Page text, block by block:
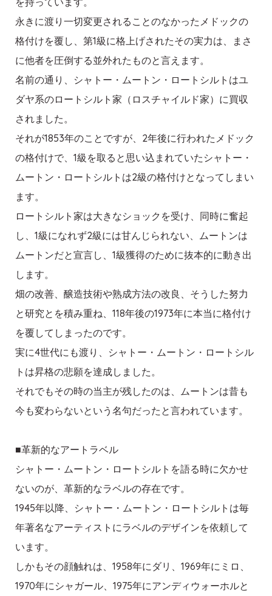
永きに渡り一切変更されることのなかったメドックの
格付けを覆し、第1級に格上げされたその実力は、まさ
に他者を圧倒する並外れたものと言えます。
名前の通り、シャトー・ムートン・ロートシルトはユ
ダヤ系のロートシルト家（ロスチャイルド家）に買収
されました。
それが1853年のことですが、2年後に行われたメドック
の格付けで、1級を取ると思い込まれていたシャトー・
ムートン・ロートシルトは2級の格付けとなってしまい
ます。
ロートシルト家は大きなショックを受け、同時に奮起
し、1級になれず2級には甘んじられない、ムートンは
ムートンだと宣言し、1級獲得のために抜本的に動き出
します。
畑の改善、醸造技術や熟成方法の改良、そうした努力
と研究とを積み重ね、118年後の1973年に本当に格付け
を覆してしまったのです。
実に4世代にも渡り、シャトー・ムートン・ロートシル
トは昇格の悲願を達成しました。
それでもその時の当主が残したのは、ムートンは昔も
今も変わらないという名句だったと言われています。
■革新的なアートラベル
シャトー・ムートン・ロートシルトを語る時に欠かせ
ないのが、革新的なラベルの存在です。
1945年以降、シャトー・ムートン・ロートシルトは毎
年著名なアーティストにラベルのデザインを依頼して
います。
しかもその顔触れは、1958年にダリ、1969年にミロ、
1970年にシャガール、1975年にアンディウォーホルと